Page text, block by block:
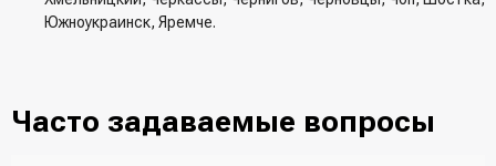
Южноукраинск, Яремче.
Часто задаваемые вопросы